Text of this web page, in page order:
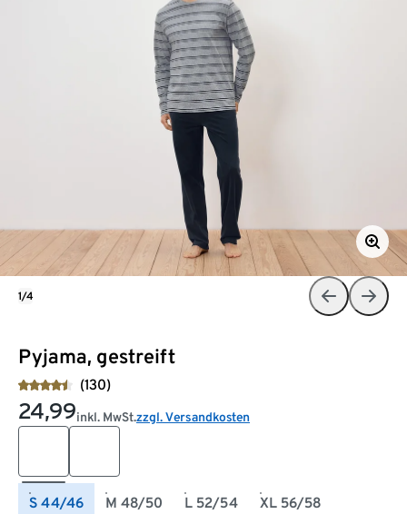
Pyjama, gestreift
(130)
24,99inkl. MwSt.zzgl. Versandkosten
S 44/46 M 48/50 L 52/54 XL 56/58
1/4